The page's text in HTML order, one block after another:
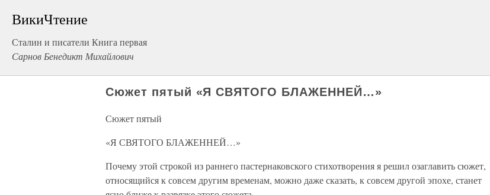
ВикиЧтение
Сталин и писатели Книга первая
Сарнов Бенедикт Михайлович
Сюжет пятый «Я СВЯТОГО БЛАЖЕННЕЙ…»
Сюжет пятый
«Я СВЯТОГО БЛАЖЕННЕЙ…»
Почему этой строкой из раннего пастернаковского стихотворения я решил озаглавить сюжет,
относящийся к совсем другим временам, можно даже сказать, к совсем другой эпохе, станет